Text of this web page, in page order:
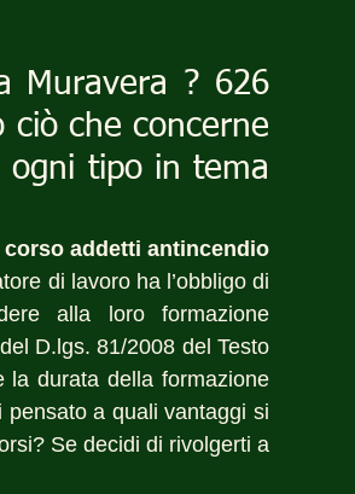
Muravera ? 626
ciò che concerne
ogni tipo in tema
corso addetti antincendio
di lavoro ha l’obbligo di
alla loro formazione
D.lgs. 81/2008 del Testo
durata della formazione
pensato a quali vantaggi si
Se decidi di rivolgerti a